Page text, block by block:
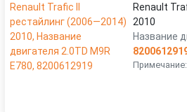
Renault
2010
Название